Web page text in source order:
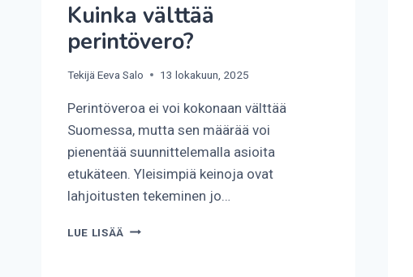
Kuinka välttää
perintövero?
Tekijä Eeva Salo 13 lokakuun, 2025
Perintöveroa ei voi kokonaan välttää
Suomessa, mutta sen määrää voi
pienentää suunnittelemalla asioita
etukäteen. Yleisimpiä keinoja ovat
lahjoitusten tekeminen jo…
LUE LISÄÄ KUINKA